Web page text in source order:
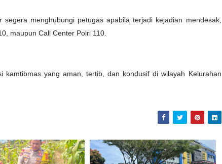
menghubungi petugas apabila terjadi kejadian mendesak,
maupun Call Center Polri 110.
kamtibmas yang aman, tertib, dan kondusif di wilayah Kelurahan